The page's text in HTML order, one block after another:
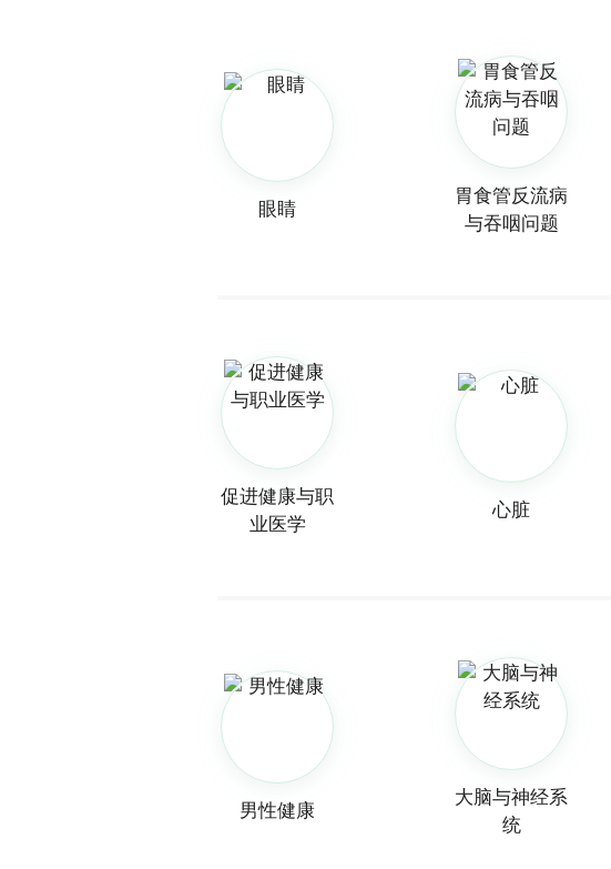
眼睛
胃食管反流病
与吞咽问题
促进健康与职
业医学
心脏
男性健康
大脑与神经系
统